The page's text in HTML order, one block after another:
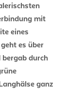
mit
eines
es über
durch
ganz